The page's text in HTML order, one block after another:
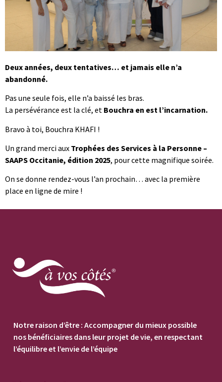
Deux années, deux tentatives… et jamais elle n’a
abandonné.
Pas une seule fois, elle n’a baissé les bras.
La persévérance est la clé, et Bouchra en est l’incarnation.
Bravo à toi, Bouchra KHAFI !
Un grand merci aux Trophées des Services à la Personne –
SAAPS Occitanie, édition 2025, pour cette magnifique soirée.
On se donne rendez-vous l’an prochain… avec la première
place en ligne de mire !
Notre raison d’être : Accompagner du mieux possible
nos bénéficiaires dans leur projet de vie, en respectant
l’équilibre et l’envie de l’équipe